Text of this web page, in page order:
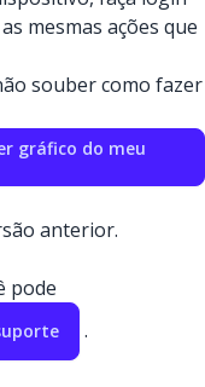
mesmas ações que
souber como fazer
gráfico do meu
anterior.
pode
.